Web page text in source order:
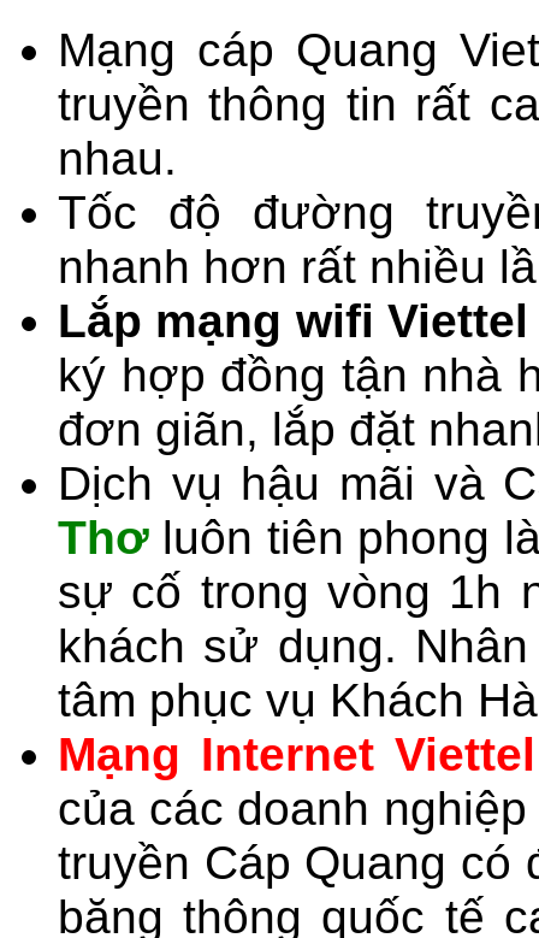
Mạng cáp Quang
truyền thông tin rất
nhau.
Tốc độ đường
nhanh hơn rất nhiều
Lắp mạng wifi
ký hợp đồng tận nhà
đơn giãn, lắp đặt
Dịch vụ hậu mãi và
Thơ luôn tiên phong
sự cố trong vòng 1h
khách sử dụng.
tâm phục vụ Khách
Mạng Internet Viettel
của các doanh
truyền Cáp Quang có
băng thông quốc tế